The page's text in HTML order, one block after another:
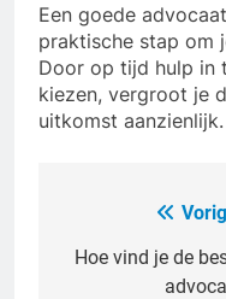
Een goede
praktische stap om
Door op tijd hulp in
kiezen, vergroot je
uitkomst aanzienlijk.
navigatie
Hoe vind je de